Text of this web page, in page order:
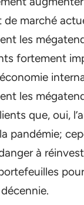
de marché
les
fortement
les
que, oui,
pandémie;
à